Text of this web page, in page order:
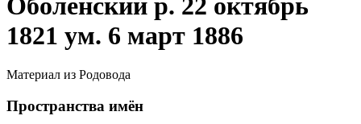
1821 ум. 6 март 1886
Материал из Родовода
Пространства имён